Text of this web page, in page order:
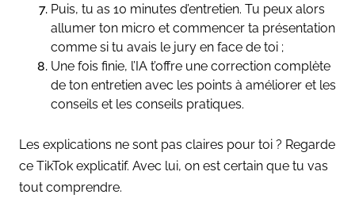
Puis, tu as 10 minutes d’entretien. Tu peux alors
allumer ton micro et commencer ta présentation
comme si tu avais le jury en face de toi ;
Une fois finie, l’IA t’offre une correction complète
de ton entretien avec les points à améliorer et les
conseils et les conseils pratiques.
Les explications ne sont pas claires pour toi ? Regarde
ce TikTok explicatif. Avec lui, on est certain que tu vas
tout comprendre.